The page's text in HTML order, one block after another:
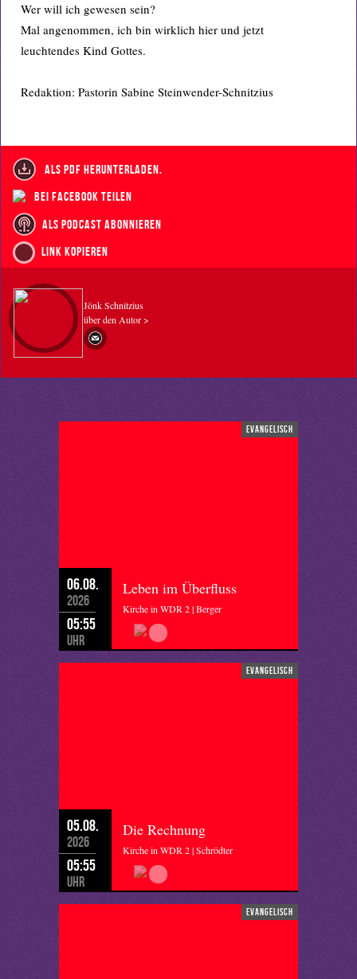
Wer will ich gewesen sein?
Mal angenommen, ich bin wirklich hier und jetzt
leuchtendes Kind Gottes.
Redaktion: Pastorin Sabine Steinwender-Schnitzius
als PDF herunterladen.
bei Facebook teilen
als Podcast abonnieren
Link kopieren
Jönk Schnitzius
über den Autor >
evangelisch
06.08.
2026
05:55
Uhr
Leben im Überfluss
Kirche in WDR 2 | Berger
evangelisch
05.08.
2026
05:55
Uhr
Die Rechnung
Kirche in WDR 2 | Schrödter
evangelisch